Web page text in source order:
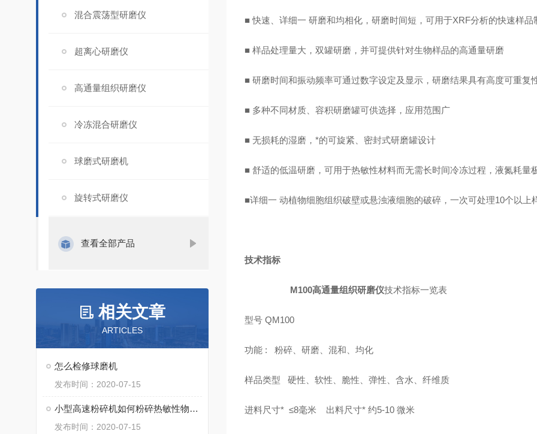
混合震荡型研磨仪
超离心研磨仪
高通量组织研磨仪
冷冻混合研磨仪
球磨式研磨机
旋转式研磨仪
查看全部产品
相关文章
ARTICLES
怎么检修球磨机
发布时间：2020-07-15
小型高速粉碎机如何粉碎热敏性物料和控制温度
发布时间：2020-07-15
■ 快速、详细一 研磨和均相化，研磨时间短，可用于XRF分析的快速样品
■ 样品处理量大，双罐研磨，并可提供针对生物样品的高通量研磨
■ 研磨时间和振动频率可通过数字设定及显示，研磨结果具有高度可重复
■ 多种不同材质、容积研磨罐可供选择，应用范围广
■ 无损耗的湿磨，*的可旋紧、密封式研磨罐设计
■ 舒适的低温研磨，可用于热敏性材料而无需长时间冷冻过程，液氮耗量
■详细一 动植物细胞组织破壁或悬浊液细胞的破碎，一次可处理10个以上
技术指标
M100高通量组织研磨仪技术指标一览表
型号 QM100
功能 : 粉碎、研磨、混和、均化
样品类型 硬性、软性、脆性、弹性、含水、纤维质
进料尺寸* ≤8毫米 出料尺寸* 约5-10 微米